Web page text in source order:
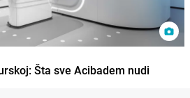
Šta sve Acibadem nudi